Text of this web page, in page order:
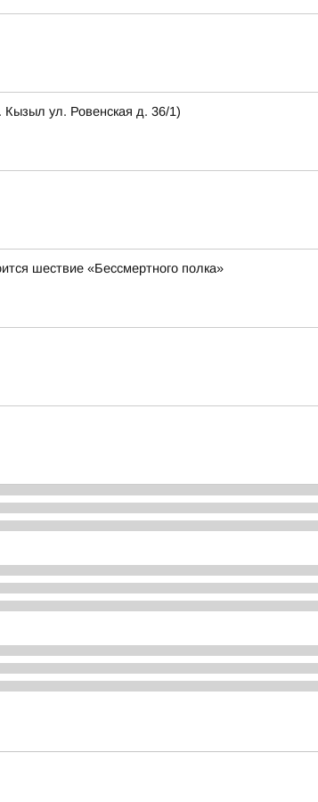
Кызыл ул. Ровенская д. 36/1)
шествие «Бессмертного полка»